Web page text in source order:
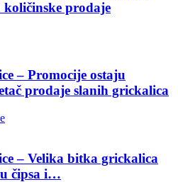
prodaje
– Promocije ostaju
prodaje slanih grickalica
– Velika bitka grickalica
čipsa i…